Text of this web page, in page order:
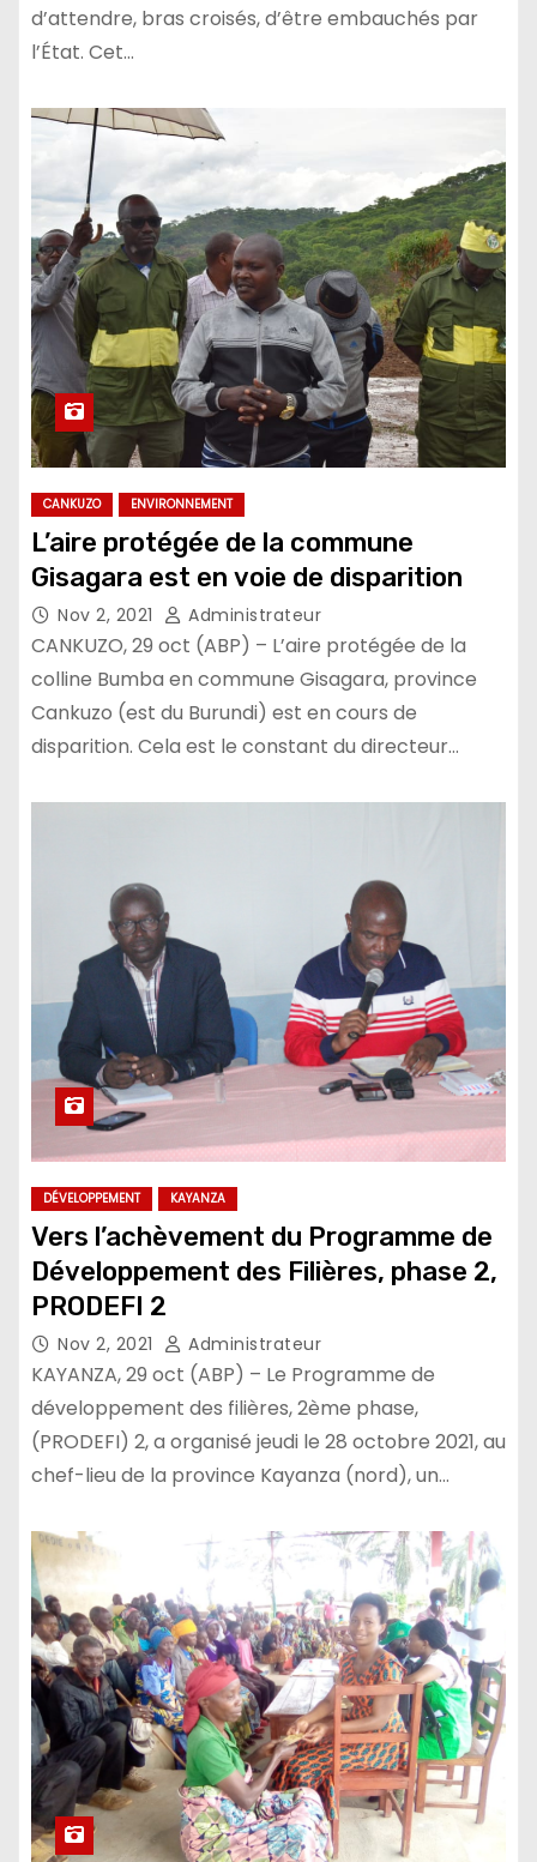
d’attendre, bras croisés, d’être embauchés par
l’État. Cet…
CANKUZO ENVIRONNEMENT
L’aire protégée de la commune
Gisagara est en voie de disparition
Nov 2, 2021 Administrateur
CANKUZO, 29 oct (ABP) – L’aire protégée de la
colline Bumba en commune Gisagara, province
Cankuzo (est du Burundi) est en cours de
disparition. Cela est le constant du directeur…
DÉVELOPPEMENT KAYANZA
Vers l’achèvement du Programme de
Développement des Filières, phase 2,
PRODEFI 2
Nov 2, 2021 Administrateur
KAYANZA, 29 oct (ABP) – Le Programme de
développement des filières, 2ème phase,
(PRODEFI) 2, a organisé jeudi le 28 octobre 2021, au
chef-lieu de la province Kayanza (nord), un…